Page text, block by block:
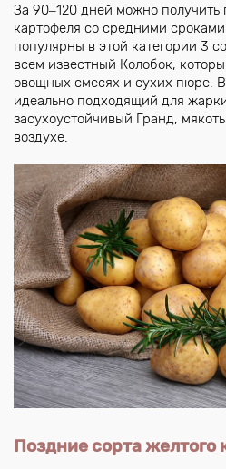
За 90‒120 дней можно
картофеля со средними
популярны в этой категории 3
всем известный Колобок,
овощных смесях и сухих пюре.
идеально подходящий для
засухоустойчивый Гранд,
воздухе.
Поздние сорта желтого